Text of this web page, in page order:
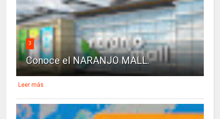
3
Conoce el NARANJO MALL.
Leer más